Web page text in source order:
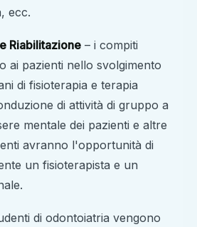
ecc.
Riabilitazione – i compiti
ai pazienti nello svolgimento
di fisioterapia e terapia
di attività di gruppo a
mentale dei pazienti e altre
avranno l'opportunità di
un fisioterapista e un
di odontoiatria vengono